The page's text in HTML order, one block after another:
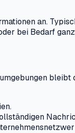
an.
bei Bedarf